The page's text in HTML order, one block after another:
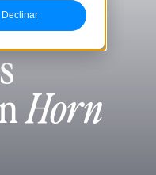
Declinar
Horn